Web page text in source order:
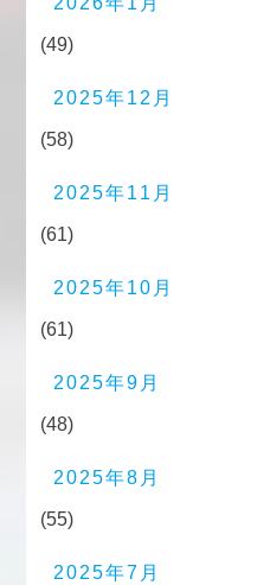
(49)
2025年12月
(58)
2025年11月
(61)
2025年10月
(61)
2025年9月
(48)
2025年8月
(55)
2025年7月